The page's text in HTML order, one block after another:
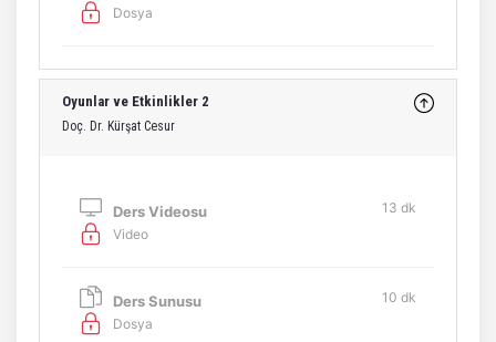
Dosya
Oyunlar ve Etkinlikler 2
Doç. Dr. Kürşat Cesur
Ders Videosu
Video
13 dk
Ders Sunusu
Dosya
10 dk